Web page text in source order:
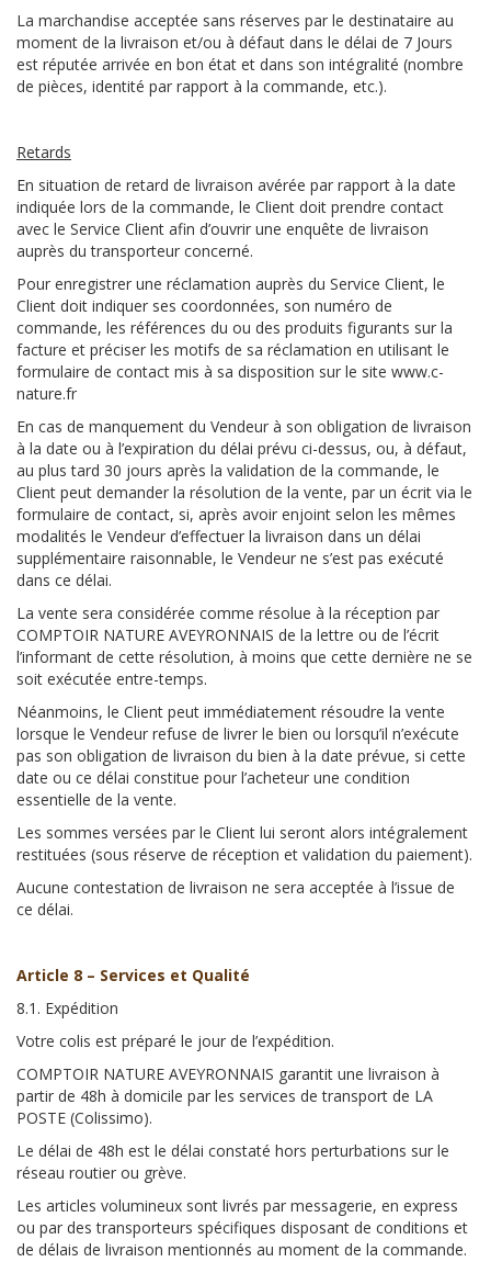
La marchandise acceptée sans réserves par le destinataire au
moment de la livraison et/ou à défaut dans le délai de 7 Jours
est réputée arrivée en bon état et dans son intégralité (nombre
de pièces, identité par rapport à la commande, etc.).
Retards
En situation de retard de livraison avérée par rapport à la date
indiquée lors de la commande, le Client doit prendre contact
avec le Service Client afin d’ouvrir une enquête de livraison
auprès du transporteur concerné.
Pour enregistrer une réclamation auprès du Service Client, le
Client doit indiquer ses coordonnées, son numéro de
commande, les références du ou des produits figurants sur la
facture et préciser les motifs de sa réclamation en utilisant le
formulaire de contact mis à sa disposition sur le site www.c-
nature.fr
En cas de manquement du Vendeur à son obligation de livraison
à la date ou à l’expiration du délai prévu ci-dessus, ou, à défaut,
au plus tard 30 jours après la validation de la commande, le
Client peut demander la résolution de la vente, par un écrit via le
formulaire de contact, si, après avoir enjoint selon les mêmes
modalités le Vendeur d’effectuer la livraison dans un délai
supplémentaire raisonnable, le Vendeur ne s’est pas exécuté
dans ce délai.
La vente sera considérée comme résolue à la réception par
COMPTOIR NATURE AVEYRONNAIS de la lettre ou de l’écrit
l’informant de cette résolution, à moins que cette dernière ne se
soit exécutée entre-temps.
Néanmoins, le Client peut immédiatement résoudre la vente
lorsque le Vendeur refuse de livrer le bien ou lorsqu’il n’exécute
pas son obligation de livraison du bien à la date prévue, si cette
date ou ce délai constitue pour l’acheteur une condition
essentielle de la vente.
Les sommes versées par le Client lui seront alors intégralement
restituées (sous réserve de réception et validation du paiement).
Aucune contestation de livraison ne sera acceptée à l’issue de
ce délai.
Article 8 – Services et Qualité
8.1. Expédition
Votre colis est préparé le jour de l’expédition.
COMPTOIR NATURE AVEYRONNAIS garantit une livraison à
partir de 48h à domicile par les services de transport de LA
POSTE (Colissimo).
Le délai de 48h est le délai constaté hors perturbations sur le
réseau routier ou grève.
Les articles volumineux sont livrés par messagerie, en express
ou par des transporteurs spécifiques disposant de conditions et
de délais de livraison mentionnés au moment de la commande.